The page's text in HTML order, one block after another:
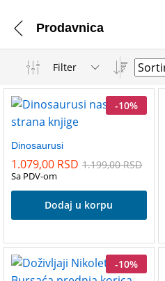
Prodavnica
Filter
-10%
Dinosaurusi
1.079,00 RSD 1.199,00RSD
Sa PDV-om
Dodaj u korpu
-10%